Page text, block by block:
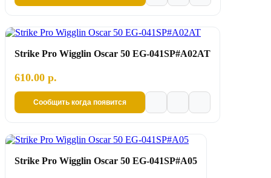
Strike Pro Wigglin Oscar 50 EG-041SP#A02AT
610.00 р.
Сообщить когда появится
Strike Pro Wigglin Oscar 50 EG-041SP#A05